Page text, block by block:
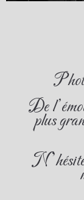
De
plus